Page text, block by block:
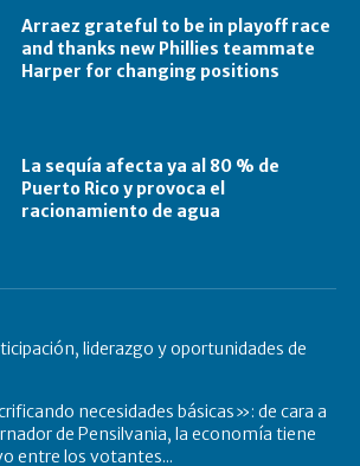
Arraez grateful to be in playoff race
and thanks new Phillies teammate
Harper for changing positions
La sequía afecta ya al 80 % de
Puerto Rico y provoca el
racionamiento de agua
liderazgo y oportunidades de
necesidades básicas»: de cara a
de Pensilvania, la economía tiene
entre los votantes...